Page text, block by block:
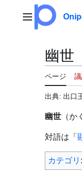
メインメニュー
幽世
ページ
出典: 出口
幽世 （か
対語は「
カテゴリ :